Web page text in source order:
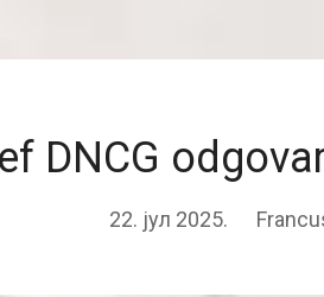
DNCG
22. јул 2025.